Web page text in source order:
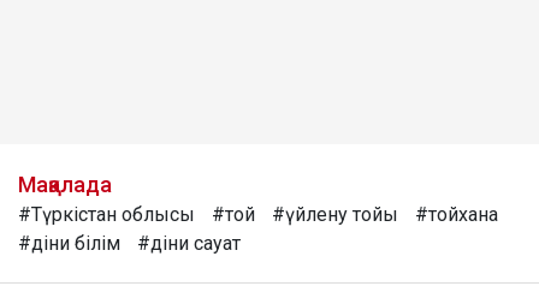
Мақалада
#Түркістан облысы #той #үйлену тойы
#тойхана
#діни білім
#діни сауат